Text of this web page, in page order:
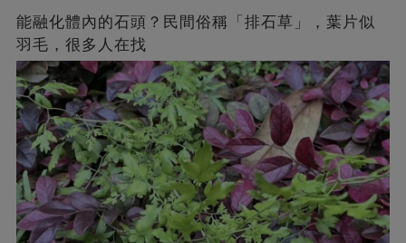
能融化體內的石頭？民間俗稱「排石草」，葉片似
羽毛，很多人在找